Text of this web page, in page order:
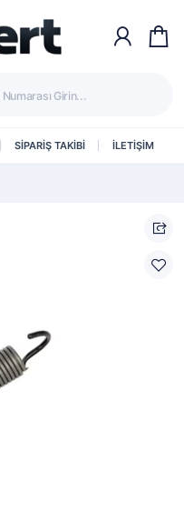
SİPARİŞ TAKİBİ İLETİŞİM